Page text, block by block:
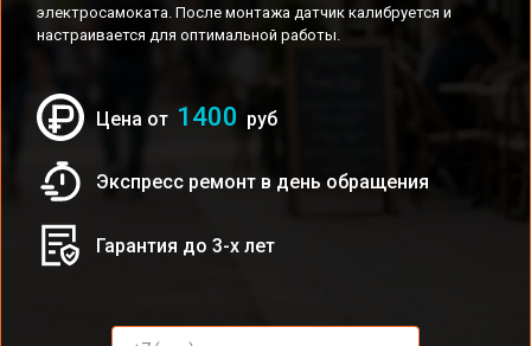
электросамоката. После монтажа датчик калибруется и
настраивается для оптимальной работы.
Цена от 1400 руб
Экспресс ремонт в день обращения
Гарантия до 3-х лет